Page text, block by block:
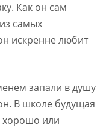
Как он сам
самых
искренне любит
запали в душу
В школе будущая
хорошо или